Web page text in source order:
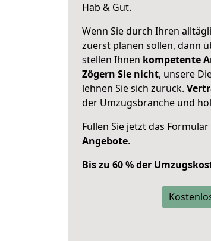
Hab & Gut.
Wenn Sie durch Ihren
zuerst planen sollen, dann
stellen Ihnen kompetente
Zögern Sie nicht, unsere
lehnen Sie sich zurück.
der Umzugsbranche und
Füllen Sie jetzt das
Angebote.
Bis zu 60 % der